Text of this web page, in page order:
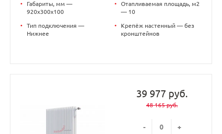
•
Габариты, мм —
920x300x100
•
Тип подключения —
Нижнее
•
Отапливаемая площадь, м2
— 10
•
Крепёж настенный — без
кронштейнов
39 977 руб.
48 165 руб.
- +